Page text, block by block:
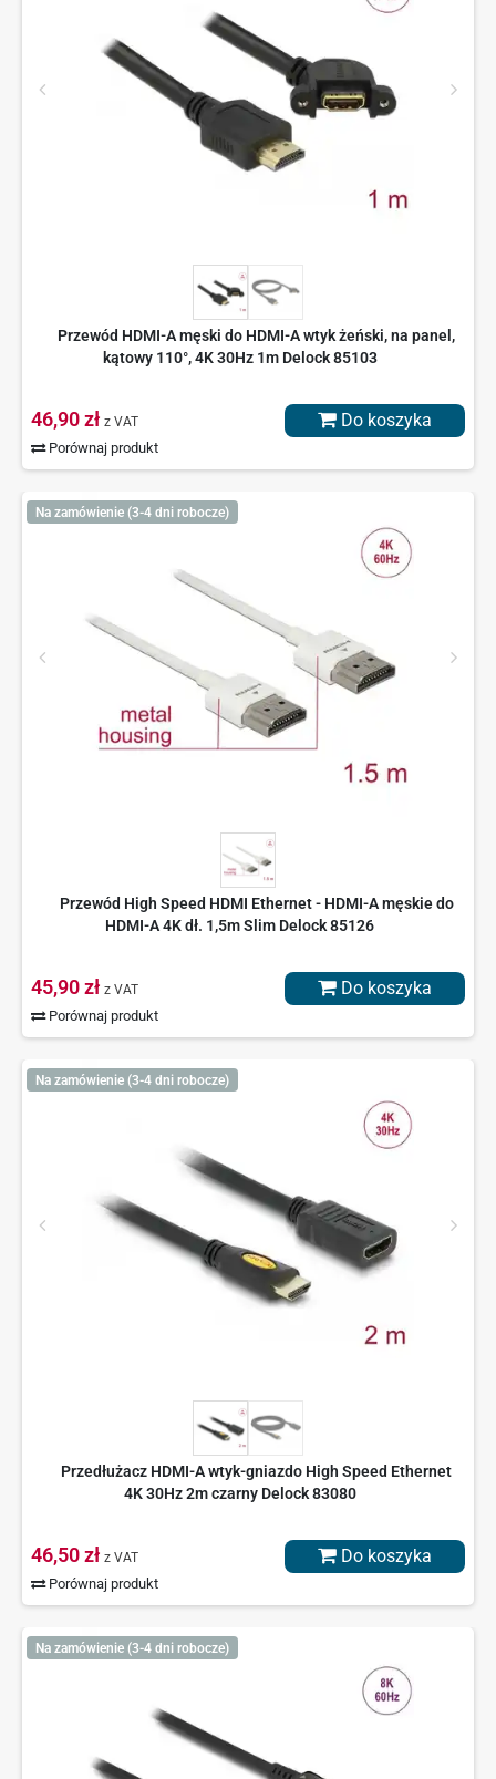
Przewód HDMI-A męski do HDMI-A wtyk żeński, na panel,
kątowy 110°, 4K 30Hz 1m Delock 85103
46,90 zł z VAT
Porównaj produkt
Do koszyka
Na zamówienie (3-4 dni robocze)
Przewód High Speed HDMI Ethernet - HDMI-A męskie do
HDMI-A 4K dł. 1,5m Slim Delock 85126
45,90 zł z VAT
Porównaj produkt
Do koszyka
Na zamówienie (3-4 dni robocze)
Przedłużacz HDMI-A wtyk-gniazdo High Speed Ethernet
4K 30Hz 2m czarny Delock 83080
46,50 zł z VAT
Porównaj produkt
Do koszyka
Na zamówienie (3-4 dni robocze)